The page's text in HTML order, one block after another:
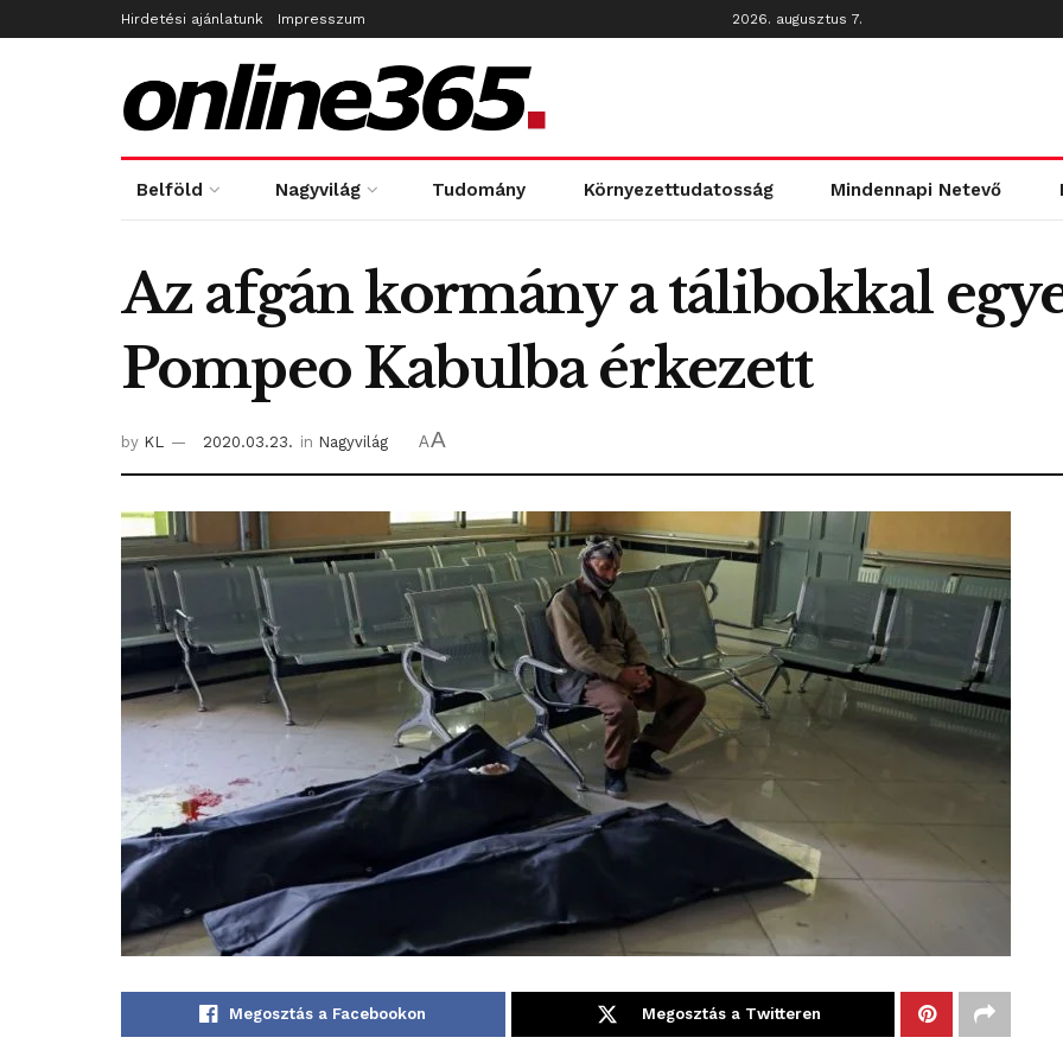
Hirdetési ajánlatunk Impresszum 2026. augusztus 7.
Belföld Nagyvilág Tudomány Környezettudatosság Mindennapi Netevő
Az afgán kormány a tálibokkal
Pompeo Kabulba érkezett
by KL 2020.03.23. in Nagyvilág AA
Megosztás a Facebookon Megosztás a Twitteren